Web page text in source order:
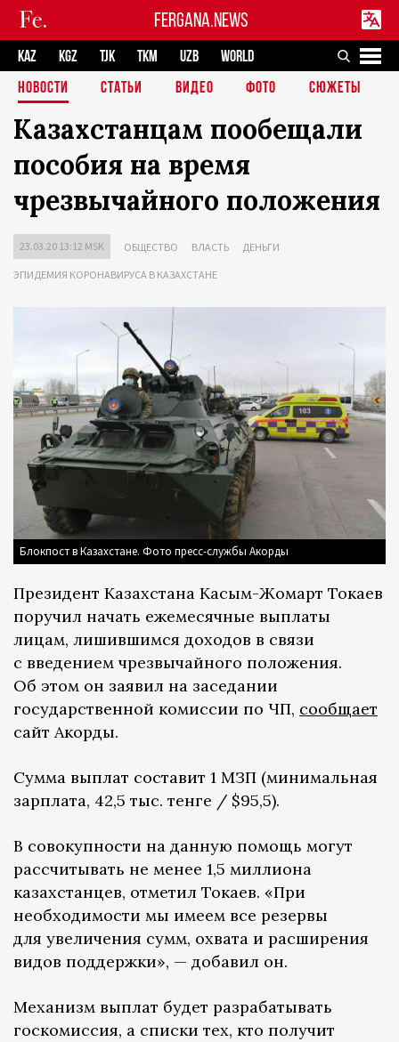
FERGANA.NEWS
KAZ KGZ TJK TKM UZB
WORLD
НОВОСТИ
СТАТЬИ ВИДЕО ФОТО СЮЖЕТЫ
Казахстанцам пообещали
пособия на время
чрезвычайного положения
23.03.20 13:12 MSK ОБЩЕСТВО ВЛАСТЬ ДЕНЬГИ
ЭПИДЕМИЯ КОРОНАВИРУСА В КАЗАХСТАНЕ
Блокпост в Казахстане. Фото пресс-службы Акорды
Президент Казахстана Касым-Жомарт Токаев
поручил начать ежемесячные выплаты
лицам, лишившимся доходов в связи
с введением чрезвычайного положения.
Об этом он заявил на заседании
государственной комиссии по ЧП, сообщает
сайт Акорды.
Сумма выплат составит 1 МЗП (минимальная
зарплата, 42,5 тыс. тенге / $95,5).
В совокупности на данную помощь могут
рассчитывать не менее 1,5 миллиона
казахстанцев, отметил Токаев. «При
необходимости мы имеем все резервы
для увеличения сумм, охвата и расширения
видов поддержки», — добавил он.
Механизм выплат будет разрабатывать
госкомиссия, а списки тех, кто получит